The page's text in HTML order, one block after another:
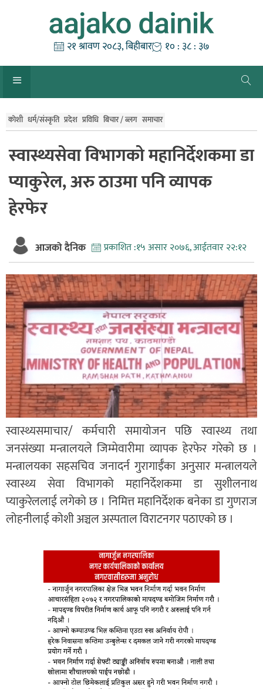
२१ श्रावण २०८३, बिहीबार १० : ३८ : ३७
काेशी धर्म/संस्कृति प्रदेश प्रविधि बिचार / ब्लग समाचार
स्वास्थ्यसेवा विभागको महानिर्देशकमा डा
प्याकुरेल, अरु ठाउमा पनि व्यापक
हेरफेर
आजको दैनिक प्रकाशित :१५ असार २०७६, आईतवार २२:१२
स्वास्थ्यसमाचार/ कर्मचारी समायोजन पछि स्वास्थ्य तथा
जनसंख्या मन्त्रालयले जिम्मेवारीमा व्यापक हेरफेर गरेको छ ।
मन्त्रालयका सहसचिव जनादर्न गुरागाईँका अनुसार मन्त्रालयले
स्वास्थ्य सेवा विभागको महानिर्देशकमा डा सुशीलनाथ
प्याकुरेललाई लगेको छ । निमित्त महानिर्देशक बनेका डा गुणराज
लोहनीलाई कोशी अञ्चल अस्पताल विराटनगर पठाएको छ ।